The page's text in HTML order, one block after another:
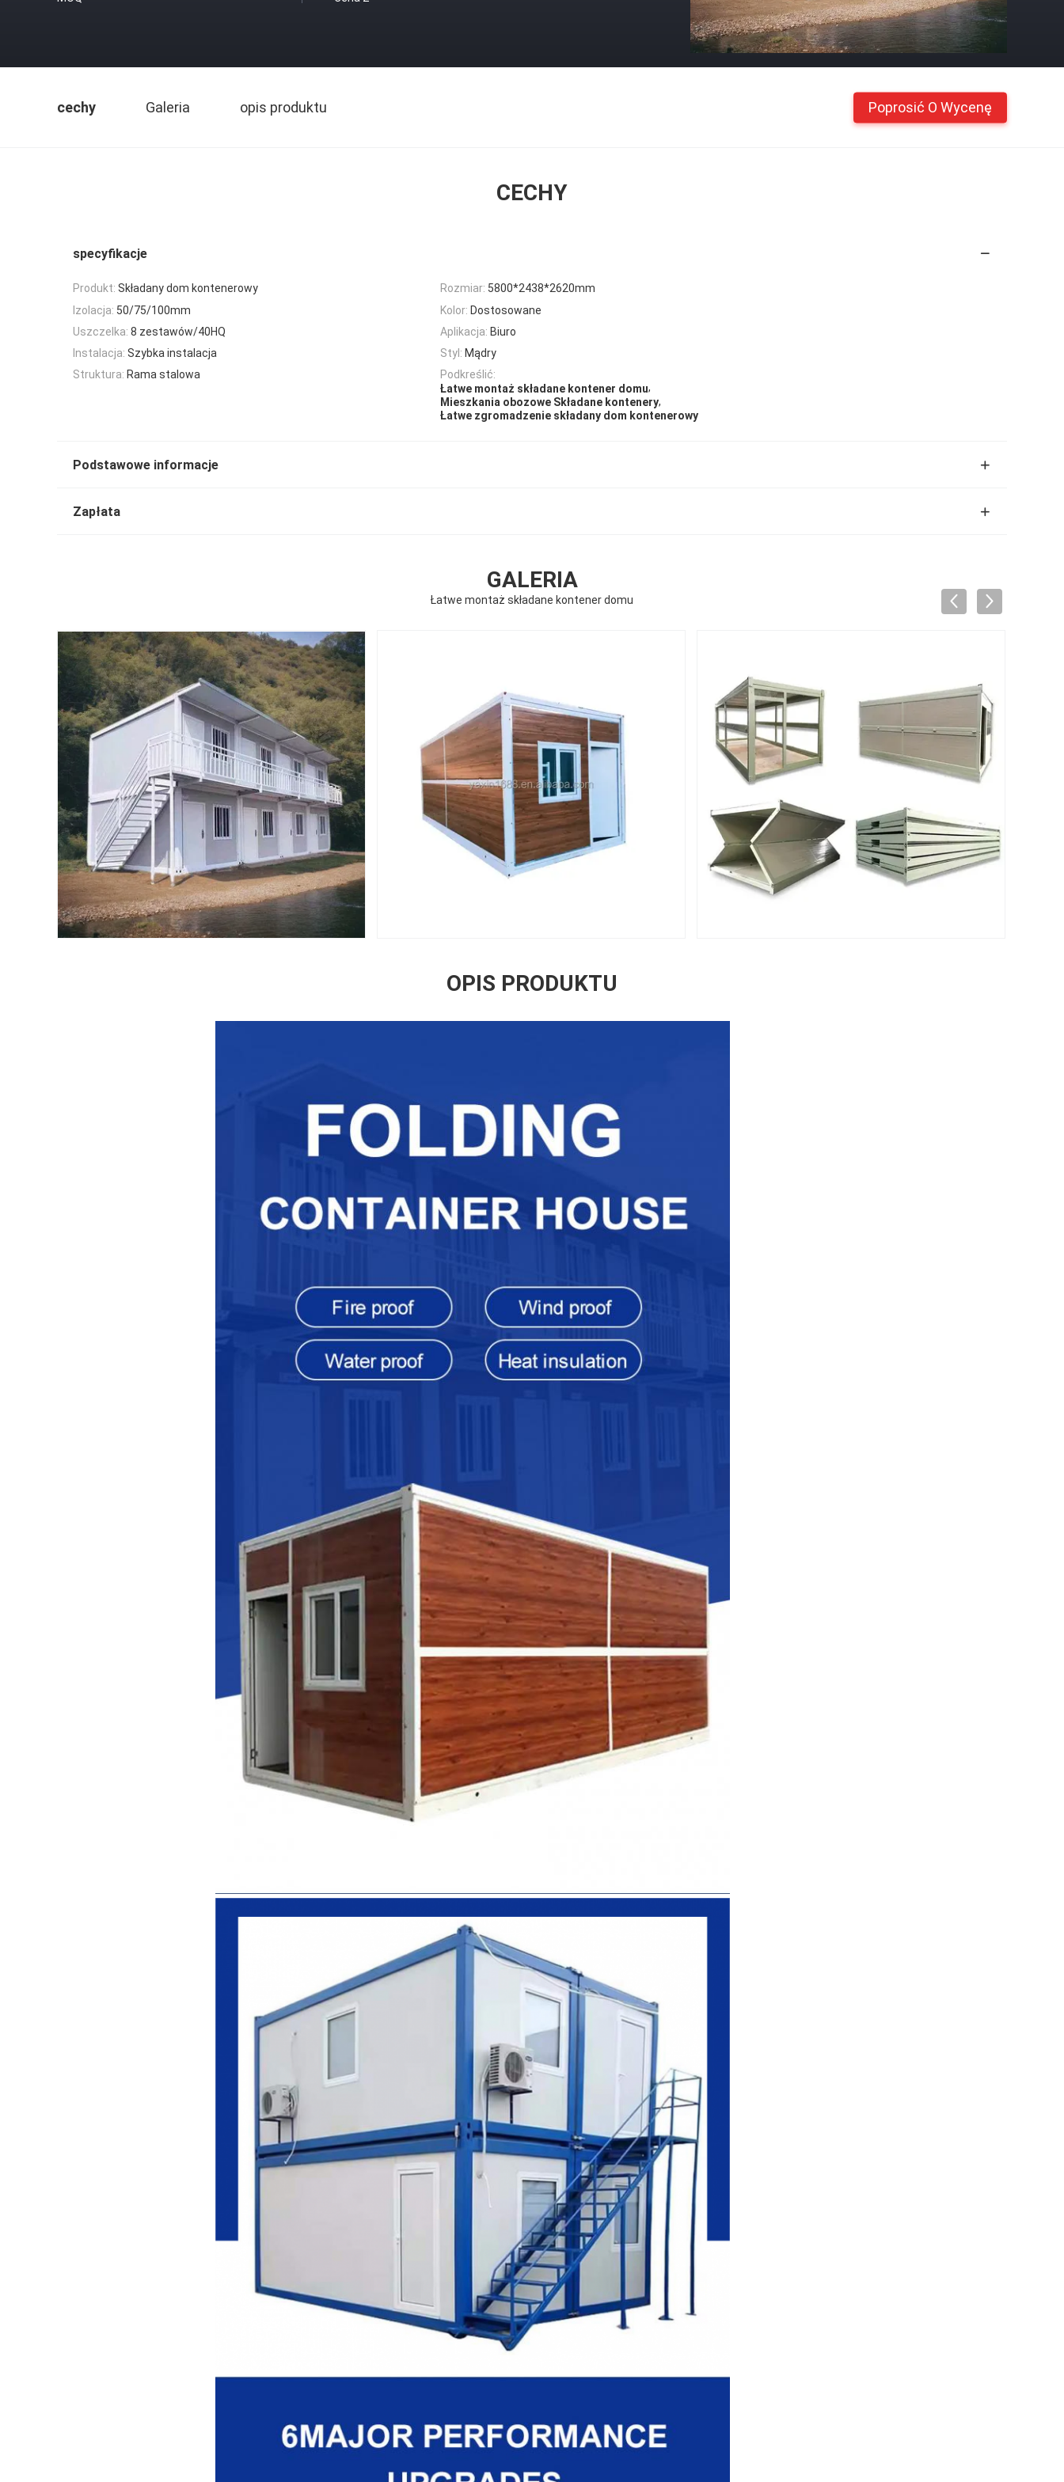
cechy Galeria opis produktu Poprosić O Wycenę
CECHY
specyfikacje
Produkt: Składany dom kontenerowy Rozmiar: 5800*2438*2620mm
Izolacja: 50/75/100mm Kolor: Dostosowane
Uszczelka: 8 zestawów/40HQ Aplikacja: Biuro
Instalacja: Szybka instalacja Styl: Mądry
Struktura: Rama stalowa
Podkreślić:
Łatwe montaż składane kontener domu,
Mieszkania obozowe Składane kontenery,
Łatwe zgromadzenie składany dom kontenerowy
Podstawowe informacje
Zapłata
GALERIA
Łatwe montaż składane kontener domu
OPIS PRODUKTU